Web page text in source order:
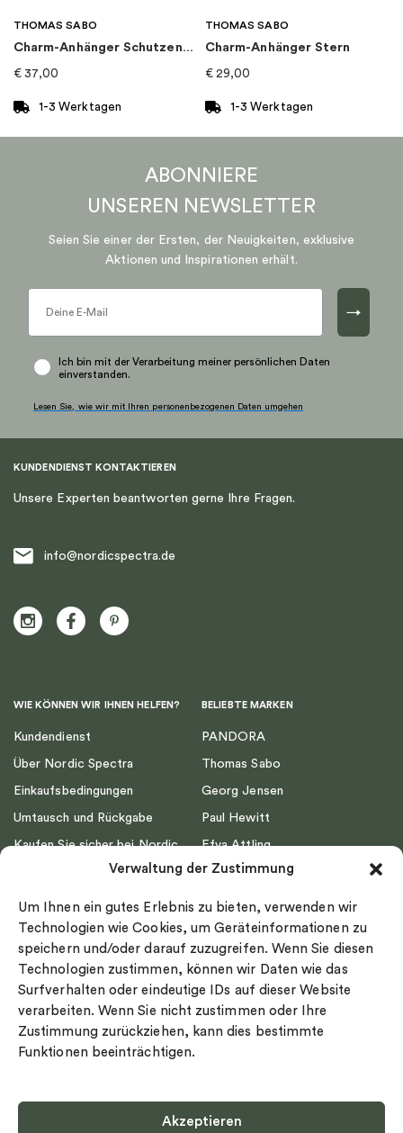
Verwaltung der Zustimmung
Um Ihnen ein gutes Erlebnis zu bieten, verwenden wir
Technologien wie Cookies, um Geräteinformationen zu
speichern und/oder darauf zuzugreifen. Wenn Sie diesen
Technologien zustimmen, können wir Daten wie das
Surfverhalten oder eindeutige IDs auf dieser Website
verarbeiten. Wenn Sie nicht zustimmen oder Ihre
Zustimmung zurückziehen, kann dies bestimmte
Funktionen beeinträchtigen.
Akzeptieren
THOMAS SABO
Charm-Anhänger Schutzengel-Herz
€ 37,00
1-3 Werktagen
THOMAS SABO
Charm-Anhänger Stern
€ 29,00
1-3 Werktagen
ABONNIERE
UNSEREN NEWSLETTER
Seien Sie einer der Ersten, der Neuigkeiten, exklusive
Aktionen und Inspirationen erhält.
→
Ich bin mit der Verarbeitung meiner persönlichen Daten
einverstanden.
Lesen Sie, wie wir mit Ihren personenbezogenen Daten umgehen
KUNDENDIENST KONTAKTIEREN
Unsere Experten beantworten gerne Ihre Fragen.
info@nordicspectra.de
WIE KÖNNEN WIR IHNEN HELFEN?
Kundendienst
Über Nordic Spectra
Einkaufsbedingungen
Umtausch und Rückgabe
Kaufen Sie sicher bei Nordic
Impressum
Ringgröße
Widerrufsrecht
Sekretesspolicy
BELIEBTE MARKEN
PANDORA
Thomas Sabo
Georg Jensen
Paul Hewitt
Efva Attling
Emma Israelsson
Drakenberg Sjölin
Nordic Spectra